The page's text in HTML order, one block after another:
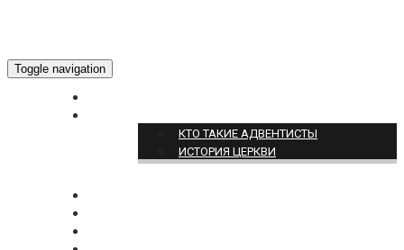
Toggle navigation
КТО ТАКИЕ АДВЕНТИСТЫ
ИСТОРИЯ ЦЕРКВИ